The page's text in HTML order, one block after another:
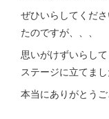
ぜひいらしてくだ
たのですが、、、
思いがけずいらし
ステージに立てまし
本当にありがとうご